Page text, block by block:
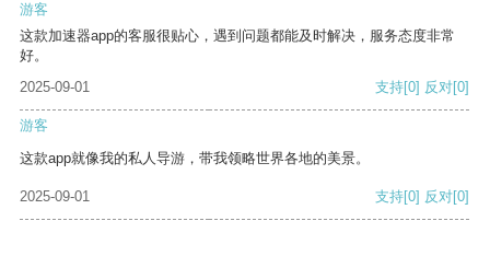
游客
这款加速器app的客服很贴心，遇到问题都能及时解决，服务态度非常
好。
2025-09-01
支持[0] 反对[0]
游客
这款app就像我的私人导游，带我领略世界各地的美景。
2025-09-01 支持[0] 反对[0]